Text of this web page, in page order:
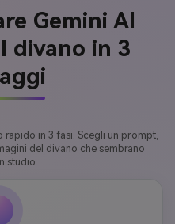
Gemini AI
divano in 3
rapido in 3 fasi. Scegli un prompt,
del divano che sembrano
studio.